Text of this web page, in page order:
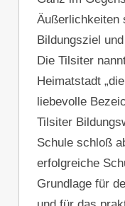
Äußerlichkeiten
Bildungsziel
Die Tilsiter
Heimatstadt
liebevolle
Tilsiter
Schule schloß
erfolgreiche
Grundlage für